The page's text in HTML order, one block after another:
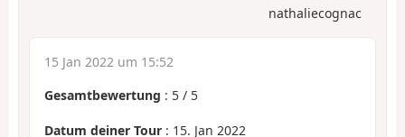
nathaliecognac
15 Jan 2022 um 15:52
Gesamtbewertung : 5 / 5
Datum deiner Tour : 15. Jan 2022